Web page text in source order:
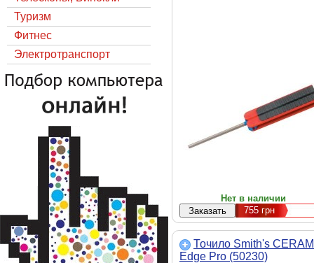
Туризм
Фитнес
Электротранспорт
Нет в наличии
755грн
Точило Smith's
Edge Pro (50230)